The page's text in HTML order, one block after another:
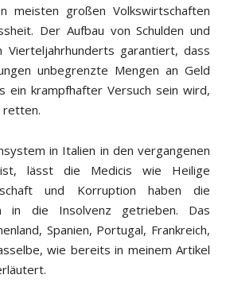
meisten großen Volkswirtschaften
Der Aufbau von Schulden und
Vierteljahrhunderts garantiert, dass
unbegrenzte Mengen an Geld
ein krampfhafter Versuch sein wird,
retten.
in Italien in den vergangenen
ist, lässt die Medicis wie Heilige
und Korruption haben die
in die Insolvenz getrieben. Das
Spanien, Portugal, Frankreich,
wie bereits in meinem Artikel